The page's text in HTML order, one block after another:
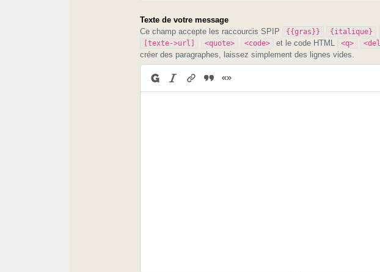
Texte de votre message
Ce champ accepte les raccourcis SPIP
{{gras}} {italique}
[texte->url]
<quote> <code> et le code HTML <q>
créer des paragraphes, laissez simplement des lignes vides.